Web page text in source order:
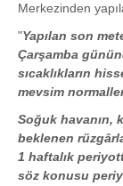
Merkezinden
"Yapılan son
Çarşamba
sıcaklıkların
mevsim
Soğuk havanın,
beklenen
1 haftalık
söz konusu